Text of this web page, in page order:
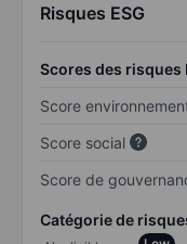
Risques ESG
Scores des risques
Score
Score social
Score de
Catégorie de